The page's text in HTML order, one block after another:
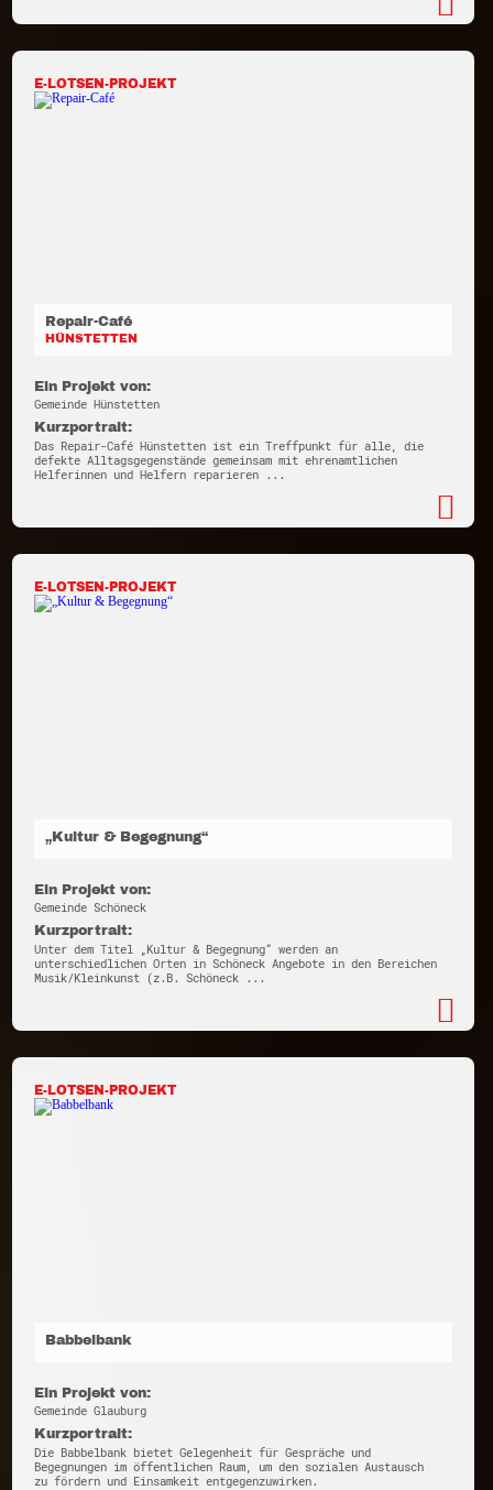
E-LOTSEN-PROJEKT
Repair-Café
HÜNSTETTEN
Ein Projekt von:
Gemeinde Hünstetten
Kurzportrait:
Das Repair-Café Hünstetten ist ein Treffpunkt für alle, die
defekte Alltagsgegenstände gemeinsam mit ehrenamtlichen
Helferinnen und Helfern reparieren ...
E-LOTSEN-PROJEKT
„Kultur & Begegnung“
Ein Projekt von:
Gemeinde Schöneck
Kurzportrait:
Unter dem Titel „Kultur & Begegnung“ werden an
unterschiedlichen Orten in Schöneck Angebote in den Bereichen
Musik/Kleinkunst (z.B. Schöneck ...
E-LOTSEN-PROJEKT
Babbelbank
Ein Projekt von:
Gemeinde Glauburg
Kurzportrait:
Die Babbelbank bietet Gelegenheit für Gespräche und
Begegnungen im öffentlichen Raum, um den sozialen Austausch
zu fördern und Einsamkeit entgegenzuwirken.